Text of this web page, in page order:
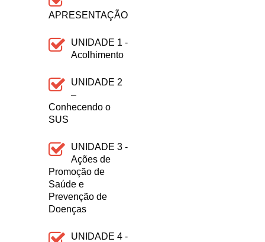
APRESENTAÇÃO
UNIDADE 1 -
Acolhimento
UNIDADE 2
–
Conhecendo o
SUS
UNIDADE 3 -
Ações de
Promoção de
Saúde e
Prevenção de
Doenças
UNIDADE 4 -